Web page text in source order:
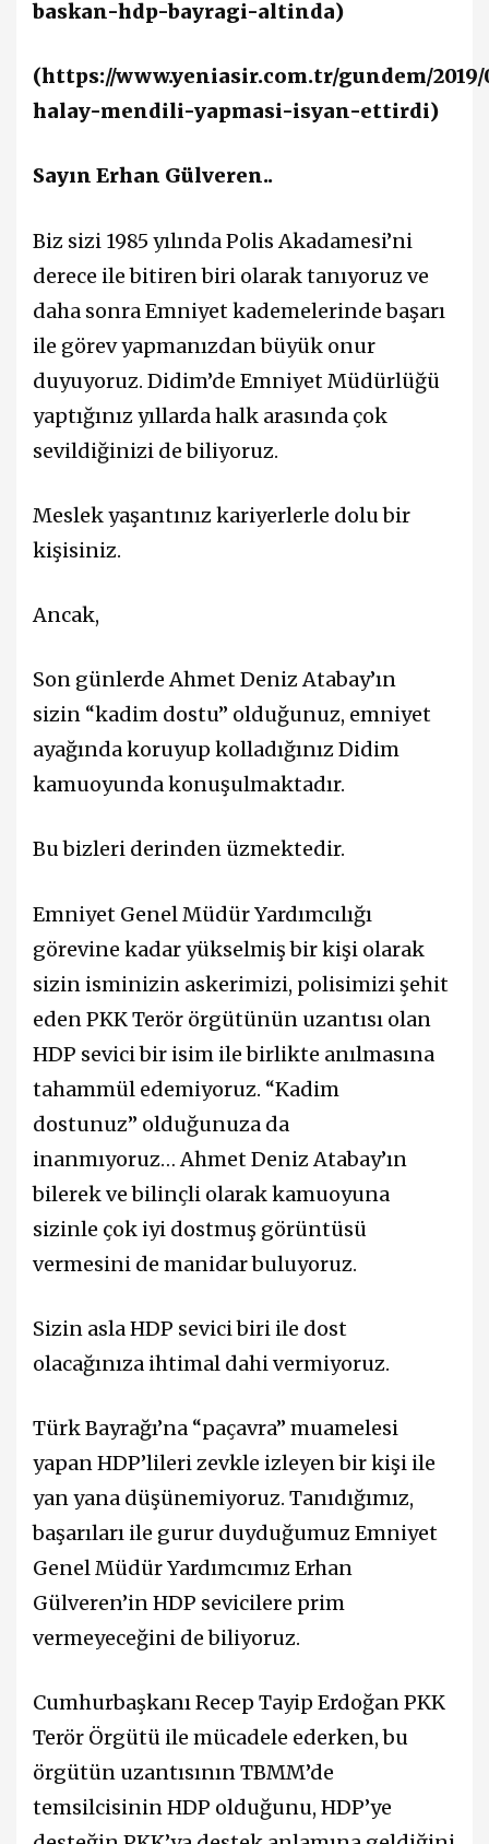
baskan-hdp-bayragi-altinda)
(https://www.yeniasir.com.tr/gundem/
halay-mendili-yapmasi-isyan-ettirdi)
Sayın Erhan Gülveren..
Biz sizi 1985 yılında Polis Akadamesi’ni
derece ile bitiren biri olarak tanıyoruz ve
daha sonra Emniyet kademelerinde başarı
ile görev yapmanızdan büyük onur
duyuyoruz. Didim’de Emniyet Müdürlüğü
yaptığınız yıllarda halk arasında çok
sevildiğinizi de biliyoruz.
Meslek yaşantınız kariyerlerle dolu bir
kişisiniz.
Ancak,
Son günlerde Ahmet Deniz Atabay’ın
sizin “kadim dostu” olduğunuz, emniyet
ayağında koruyup kolladığınız Didim
kamuoyunda konuşulmaktadır.
Bu bizleri derinden üzmektedir.
Emniyet Genel Müdür Yardımcılığı
görevine kadar yükselmiş bir kişi olarak
sizin isminizin askerimizi, polisimizi şehit
eden PKK Terör örgütünün uzantısı olan
HDP sevici bir isim ile birlikte anılmasına
tahammül edemiyoruz. “Kadim
dostunuz” olduğunuza da
inanmıyoruz… Ahmet Deniz Atabay’ın
bilerek ve bilinçli olarak kamuoyuna
sizinle çok iyi dostmuş görüntüsü
vermesini de manidar buluyoruz.
Sizin asla HDP sevici biri ile dost
olacağınıza ihtimal dahi vermiyoruz.
Türk Bayrağı’na “paçavra” muamelesi
yapan HDP’lileri zevkle izleyen bir kişi ile
yan yana düşünemiyoruz. Tanıdığımız,
başarıları ile gurur duyduğumuz Emniyet
Genel Müdür Yardımcımız Erhan
Gülveren’in HDP sevicilere prim
vermeyeceğini de biliyoruz.
Cumhurbaşkanı Recep Tayip Erdoğan PKK
Terör Örgütü ile mücadele ederken, bu
örgütün uzantısının TBMM’de
temsilcisinin HDP olduğunu, HDP’ye